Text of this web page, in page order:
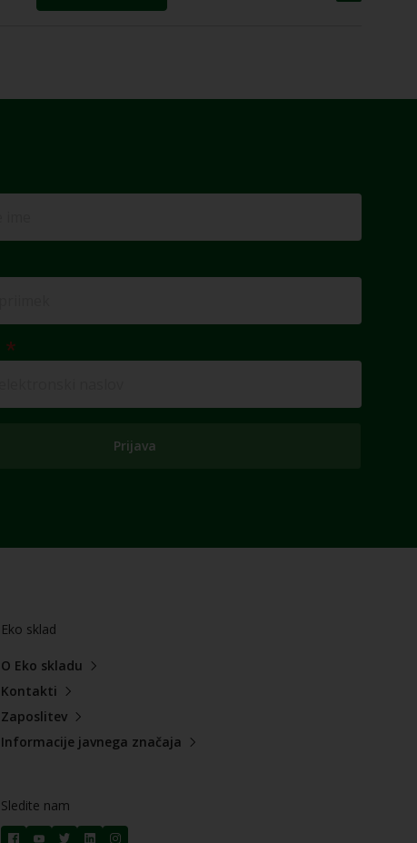
Prijava
Eko sklad
O Eko skladu
Kontakti
Zaposlitev
Informacije javnega značaja
Sledite nam